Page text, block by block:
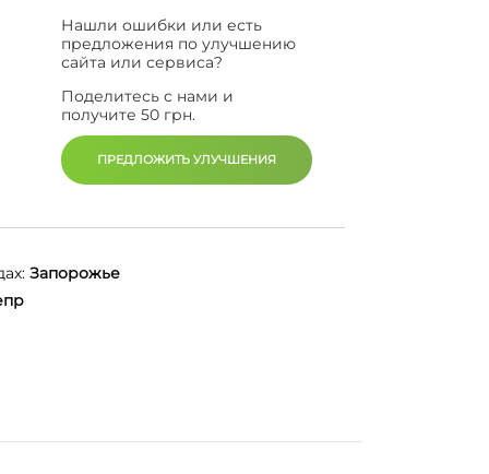
Нашли ошибки или есть
предложения по улучшению
сайта или сервиса?
Поделитесь с нами и
получите 50 грн.
ПРЕДЛОЖИТЬ УЛУЧШЕНИЯ
Запорожье